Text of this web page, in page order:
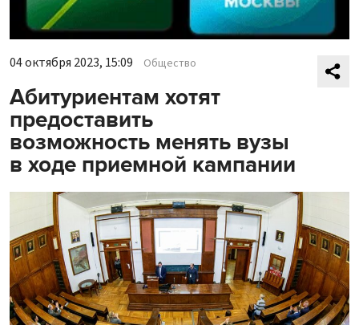
04 октября 2023, 15:09 Общество
Абитуриентам хотят
предоставить
возможность менять вузы
в ходе приемной кампании